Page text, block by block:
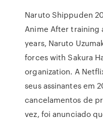
Naruto Shippuden
Anime After training
years, Naruto
forces with Sakura
organization. A
seus assinantes em
cancelamentos de
vez, foi anunciado